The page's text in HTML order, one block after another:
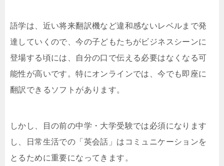
語学は、近い将来翻訳機など違和感ないレベルまで発
達していくので、今の子どもたちがビジネスシーンに
登場する頃には、自分の口で伝える必要はなくなる可
能性が高いです。特にオンラインでは、今でも即座に
翻訳できるソフトがあります。
しかし、目の前の中学・大学受験では必須になります
し、日常生活での「英会話」はコミュニケーションを
とるために重要になってきます。